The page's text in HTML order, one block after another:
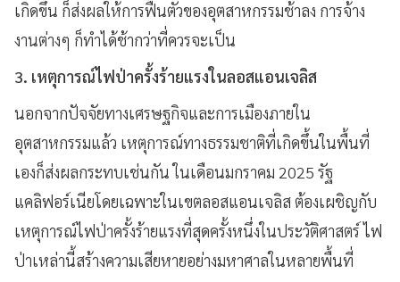
เกิดขึ้น ก็ส่งผลให้การฟื้นตัวของอุตสาหกรรมช้าลง การจ้าง
งานต่างๆ ก็ทำได้ช้ากว่าที่ควรจะเป็น
3. เหตุการณ์ไฟป่าครั้งร้ายแรงในลอสแอนเจลิส
นอกจากปัจจัยทางเศรษฐกิจและการเมืองภายใน
อุตสาหกรรมแล้ว เหตุการณ์ทางธรรมชาติที่เกิดขึ้นในพื้นที่
เองก็ส่งผลกระทบเช่นกัน ในเดือนมกราคม 2025 รัฐ
แคลิฟอร์เนียโดยเฉพาะในเขตลอสแอนเจลิส ต้องเผชิญกับ
เหตุการณ์ไฟป่าครั้งร้ายแรงที่สุดครั้งหนึ่งในประวัติศาสตร์ ไฟ
ป่าเหล่านี้สร้างความเสียหายอย่างมหาศาลในหลายพื้นที่